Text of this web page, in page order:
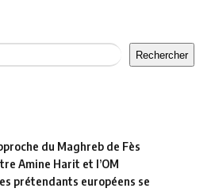
Rechercher
du Maghreb de Fès
Amine Harit et l’OM
prétendants européens se